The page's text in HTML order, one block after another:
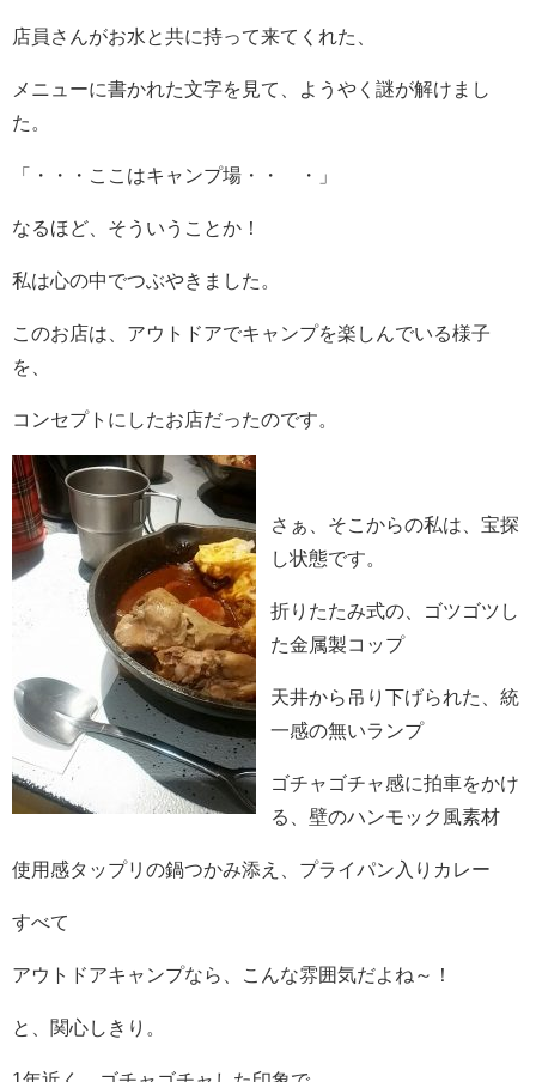
店員さんがお水と共に持って来てくれた、
メニューに書かれた文字を見て、ようやく謎が解けまし
た。
「・・・ここはキャンプ場・・ ・」
なるほど、そういうことか！
私は心の中でつぶやきました。
このお店は、アウトドアでキャンプを楽しんでいる様子
を、
コンセプトにしたお店だったのです。
さぁ、そこからの私は、宝探
し状態です。
折りたたみ式の、ゴツゴツし
た金属製コップ
天井から吊り下げられた、統
一感の無いランプ
ゴチャゴチャ感に拍車をかけ
る、壁のハンモック風素材
使用感タップリの鍋つかみ添え、プライパン入りカレー
すべて
アウトドアキャンプなら、こんな雰囲気だよね～！
と、関心しきり。